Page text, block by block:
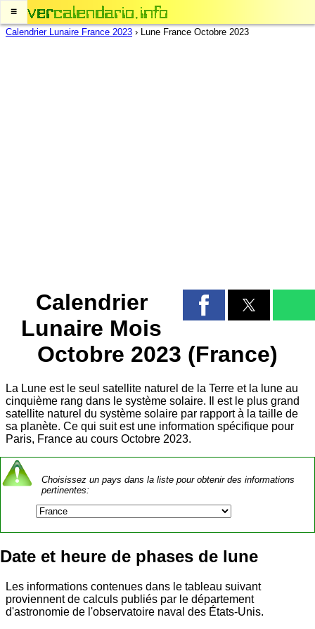
≡
Calendrier Lunaire France 2023 › Lune France Octobre 2023
Calendrier
Lunaire Mois
Octobre 2023 (France)
La Lune est le seul satellite naturel de la Terre et la lune au
cinquième rang dans le système solaire. Il est le plus grand
satellite naturel du système solaire par rapport à la taille de
sa planète. Ce qui suit est une information spécifique pour
Paris, France au cours Octobre 2023.
Choisissez un pays dans la liste pour obtenir des informations
pertinentes:
Date et heure de phases de lune
Les informations contenues dans le tableau suivant
proviennent de calculs publiés par le département
d'astronomie de l'observatoire naval des États-Unis.